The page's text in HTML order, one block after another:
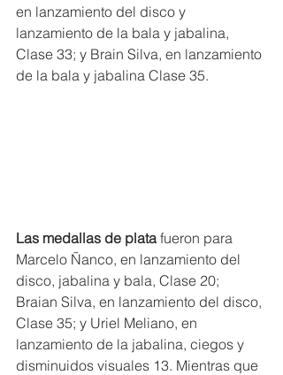
en lanzamiento del disco y
lanzamiento de la bala y jabalina,
Clase 33; y Brain Silva, en lanzamiento
de la bala y jabalina Clase 35.
Las medallas de plata fueron para
Marcelo Ñanco, en lanzamiento del
disco, jabalina y bala, Clase 20;
Braian Silva, en lanzamiento del disco,
Clase 35; y Uriel Meliano, en
lanzamiento de la jabalina, ciegos y
disminuidos visuales 13. Mientras que